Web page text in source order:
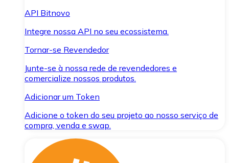
API Bitnovo
Integre nossa API no seu ecossistema.
Tornar-se Revendedor
Junte-se à nossa rede de revendedores e
comercialize nossos produtos.
Adicionar um Token
Adicione o token do seu projeto ao nosso serviço de
compra, venda e swap.